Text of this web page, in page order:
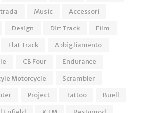
Music
Accessori
Design Dirt Track
Film
Flat Track
Abbigliamento
CB Four
Endurance
Motorcycle
Scrambler
Project Tattoo
Buell